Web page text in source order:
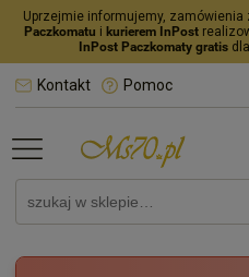
Uprzejmie informujemy, zamówienia
Paczkomatu i kurierem InPost
InPost Paczkomaty gratisdla
Kontakt Pomoc